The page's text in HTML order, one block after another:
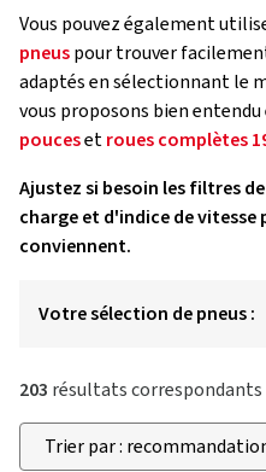
Vous pouvez également
pneuspour trouver
adaptés en sélectionnant le
vous proposons bien
poucesetroues complètes
Ajustez si besoin les filtres
charge et d'indice de
conviennent.
Votre sélection de pneus :
203 résultats correspondants